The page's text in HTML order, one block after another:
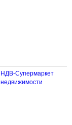
НДВ-Супермаркет
недвижимости